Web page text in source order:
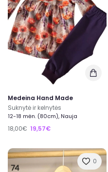
Medeina Hand Made
Suknytė ir kelnytės
12-18 mėn. (80cm), Nauja
18,00€ 19,57€
0